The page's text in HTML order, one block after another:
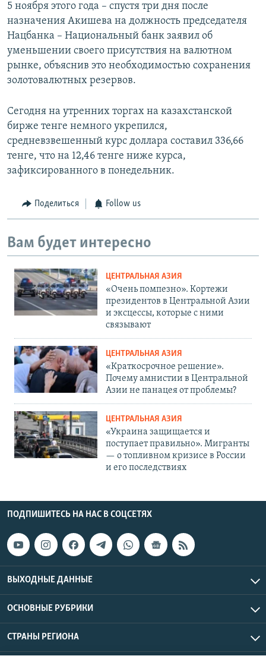
5 ноября этого года – спустя три дня после
назначения Акишева на должность председателя
Нацбанка – Национальный банк заявил об
уменьшении своего присутствия на валютном
рынке, объяснив это необходимостью сохранения
золотовалютных резервов.
Сегодня на утренних торгах на казахстанской
бирже тенге немного укрепился,
средневзвешенный курс доллара составил 336,66
тенге, что на 12,46 тенге ниже курса,
зафиксированного в понедельник.
Поделиться Follow us
Вам будет интересно
ЦЕНТРАЛЬНАЯ АЗИЯ
«Очень помпезно». Кортежи
президентов в Центральной Азии
и эксцессы, которые с ними
связывают
ЦЕНТРАЛЬНАЯ АЗИЯ
«Краткосрочное решение».
Почему амнистии в Центральной
Азии не панацея от проблемы?
ЦЕНТРАЛЬНАЯ АЗИЯ
«Украина защищается и
поступает правильно». Мигранты
— о топливном кризисе в России
и его последствиях
ПОДПИШИТЕСЬ НА НАС В СОЦСЕТЯХ
ВЫХОДНЫЕ ДАННЫЕ
ОСНОВНЫЕ РУБРИКИ
СТРАНЫ РЕГИОНА